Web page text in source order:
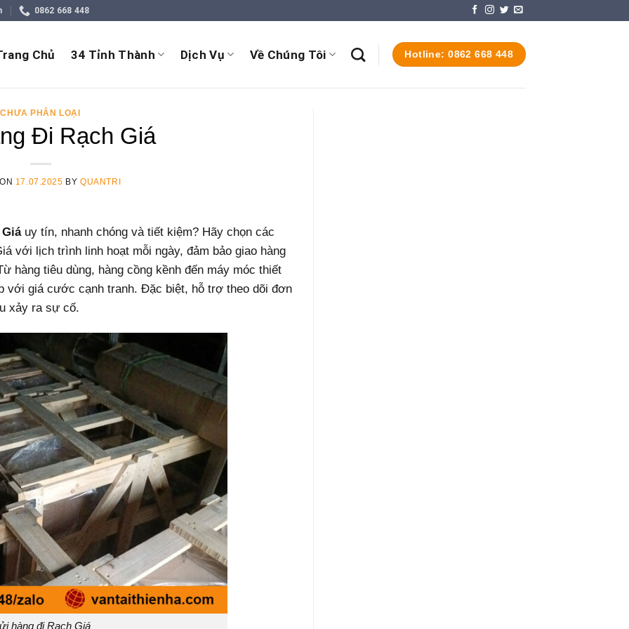
0862 668 448
Chủ 34 Tỉnh Thành Dịch Vụ Về Chúng Tôi Hotline: 0862 668 448
CHƯA PHÂN LOẠI
Đi Rạch Giá
17.07.2025 BYQUANTRI
uy tín, nhanh chóng và tiết kiệm? Hãy chọn các
với lịch trình linh hoạt mỗi ngày, đảm bảo giao hàng
hàng tiêu dùng, hàng cồng kềnh đến máy móc thiết
với giá cước cạnh tranh. Đặc biệt, hỗ trợ theo dõi đơn
xảy ra sự cố.
hàng đi Rạch Giá